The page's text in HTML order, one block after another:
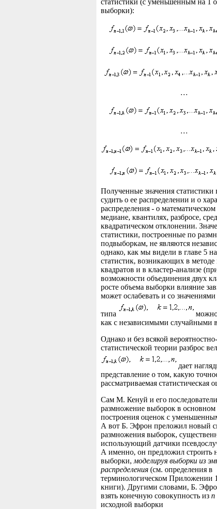
статистики (с уменьшенным на 1
выборки):
…
…
Полученные значения статистики
судить о ее распределении и о
распределения - о
медиане, квантилях, разбросе,
квадратическом отклонении.
статистики, построенные по
подвыборкам, не являются
однако, как мы видели в главе 5
статистик, возникающих в
квадратов и в кластер-анализе
возможности объединения двух
росте объема выборки влияние
может ослабевать и со значениями
типа
как с независимыми случайными
Однако и без всякой вероятностно-
статистической теории разброс
дает
представление о том, какую
рассматриваемая статистическая
Сам М. Кенуй и его
размножение выборок в основном
построения оценок с
А вот Б. Эфрон преложил новый
размножения выборок,
использующий датчики
А именно, он предложил строить
выборки, моделируя выборки из
распределения (см. определения в
терминологическом Приложении
книги). Другими словами, Б.
взять конечную совокупность из n
исходной выборки